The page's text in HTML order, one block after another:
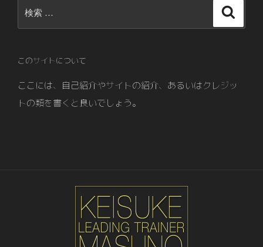
このサイトについて
ここには、自己紹介やサイトの紹介、あるいはクレジッ
トの類を書くと良いでしょう。